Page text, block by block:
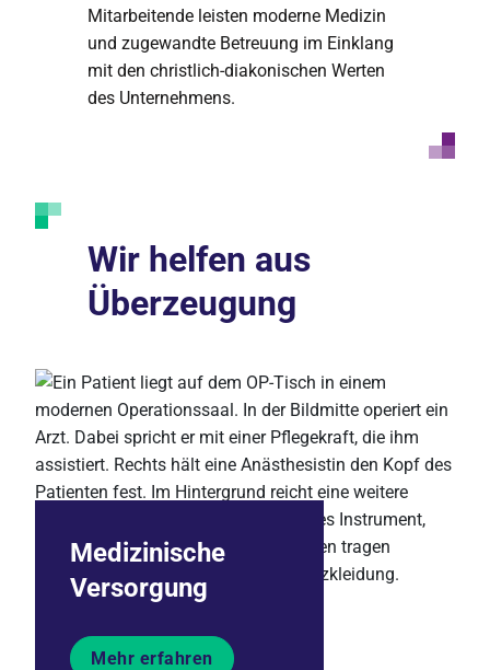
Mitarbeitende leisten moderne Medizin
und zugewandte Betreuung im Einklang
mit den christlich-diakonischen Werten
des Unternehmens.
Wir helfen aus
Überzeugung
Medizinische
Versorgung
Mehr erfahren